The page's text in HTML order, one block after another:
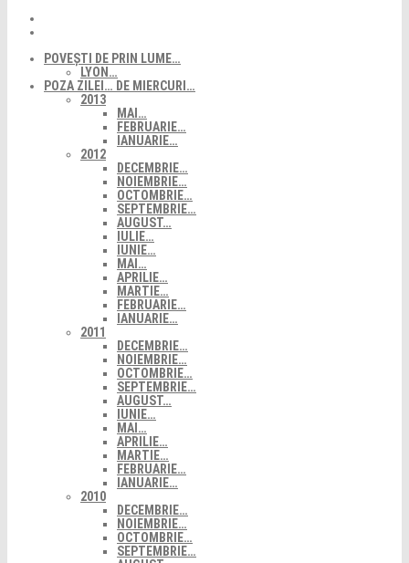
POVEȘTI DE PRIN LUME…
LYON…
POZA ZILEI… DE MIERCURI…
2013
MAI…
FEBRUARIE…
IANUARIE…
2012
DECEMBRIE…
NOIEMBRIE…
OCTOMBRIE…
SEPTEMBRIE…
AUGUST…
IULIE…
IUNIE…
MAI…
APRILIE…
MARTIE…
FEBRUARIE…
IANUARIE…
2011
DECEMBRIE…
NOIEMBRIE…
OCTOMBRIE…
SEPTEMBRIE…
AUGUST…
IUNIE…
MAI…
APRILIE…
MARTIE…
FEBRUARIE…
IANUARIE…
2010
DECEMBRIE…
NOIEMBRIE…
OCTOMBRIE…
SEPTEMBRIE…